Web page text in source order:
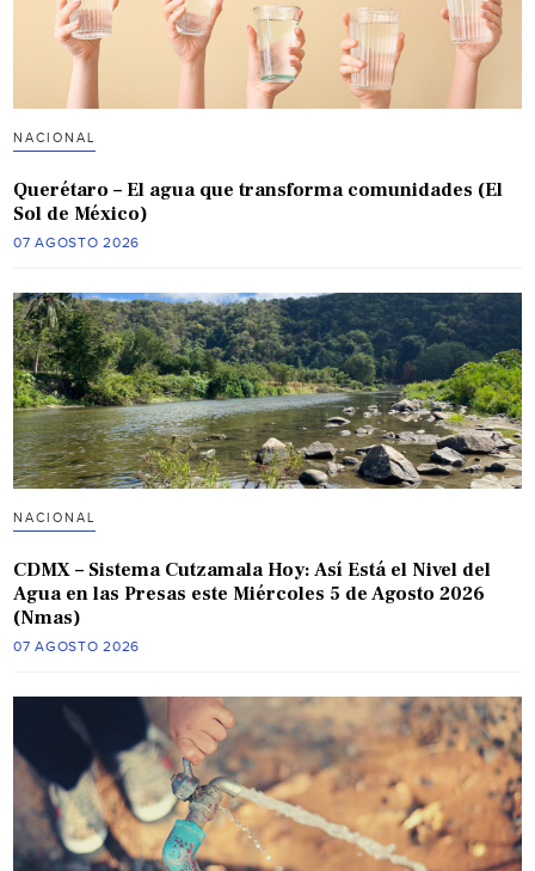
NACIONAL
Querétaro – El agua que transforma comunidades (El
Sol de México)
07 AGOSTO 2026
NACIONAL
CDMX – Sistema Cutzamala Hoy: Así Está el Nivel del
Agua en las Presas este Miércoles 5 de Agosto 2026
(Nmas)
07 AGOSTO 2026